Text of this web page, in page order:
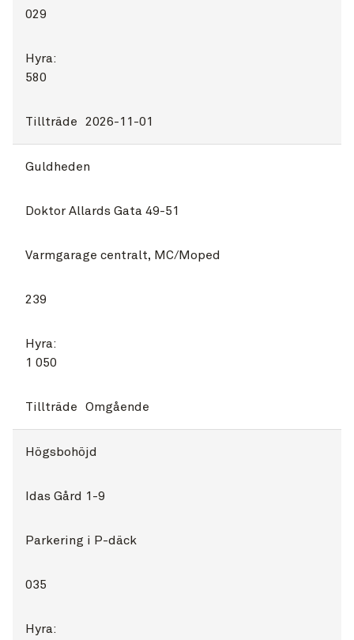
029
Hyra:
580
Tillträde 2026-11-01
Guldheden
Doktor Allards Gata 49-51
Varmgarage centralt, MC/Moped
239
Hyra:
1 050
Tillträde Omgående
Högsbohöjd
Idas Gård 1-9
Parkering i P-däck
035
Hyra: